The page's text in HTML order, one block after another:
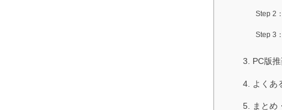
Step 2
Step 3
3. PC版
4. よくあ
5. まとめ